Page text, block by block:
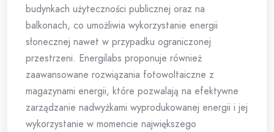
budynkach użyteczności publicznej oraz na
balkonach, co umożliwia wykorzystanie energii
słonecznej nawet w przypadku ograniczonej
przestrzeni. Energilabs proponuje również
zaawansowane rozwiązania fotowoltaiczne z
magazynami energii, które pozwalają na efektywne
zarządzanie nadwyżkami wyprodukowanej energii i jej
wykorzystanie w momencie największego